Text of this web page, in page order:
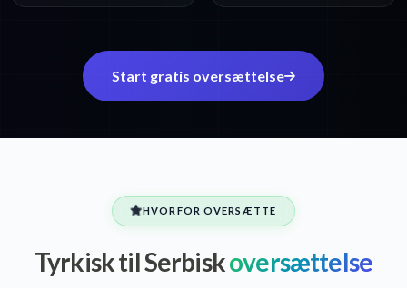
Start gratis oversættelse
HVORFOR OVERSÆTTE
Tyrkisk til Serbiskoversættelse